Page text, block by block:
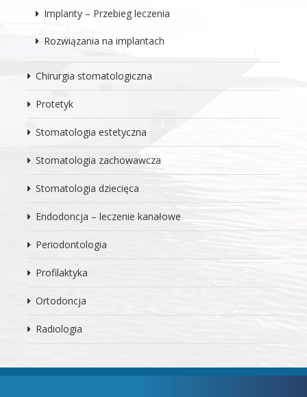
Implanty – Przebieg leczenia
Rozwiązania na implantach
Chirurgia stomatologiczna
Protetyk
Stomatologia estetyczna
Stomatologia zachowawcza
Stomatologia dziecięca
Endodoncja – leczenie kanałowe
Periodontologia
Profilaktyka
Ortodoncja
Radiologia